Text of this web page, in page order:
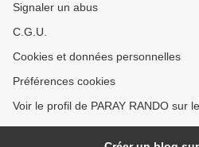
Signaler un abus
C.G.U.
Cookies et données personnelles
Préférences cookies
Voir le profil de PARAY RANDO sur